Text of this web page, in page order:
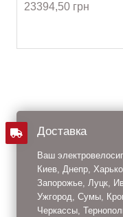
23394,50 грн
Доставка
Ваш
Киев, Днепр,
Запорожье, Луцк,
Ужгород, Сумы,
Черкассы,